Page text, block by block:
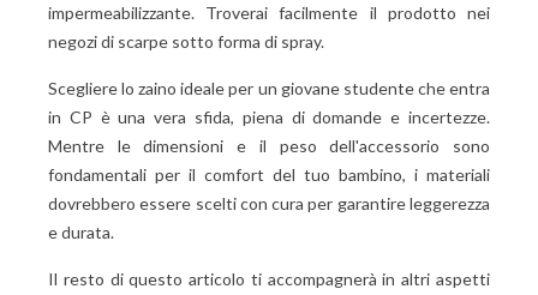
impermeabilizzante. Troverai facilmente il prodotto nei
negozi di scarpe sotto forma di spray.
Scegliere lo zaino ideale per un giovane studente che entra
in CP è una vera sfida, piena di domande e incertezze.
Mentre le dimensioni e il peso dell'accessorio sono
fondamentali per il comfort del tuo bambino, i materiali
dovrebbero essere scelti con cura per garantire leggerezza
e durata.
Il resto di questo articolo ti accompagnerà in altri aspetti